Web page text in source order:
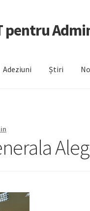
pentru
Adeziuni Știri